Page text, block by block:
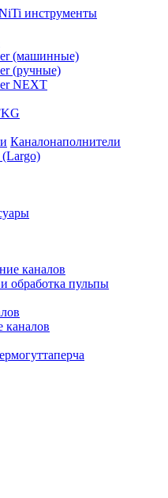
инструменты
(машинные)
(ручные)
NEXT
Каналонаполнители
(Largo)
каналов
обработка пульпы
каналов